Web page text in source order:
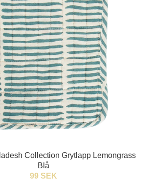
Collection Grytlapp Lemongrass
Blå
99 SEK